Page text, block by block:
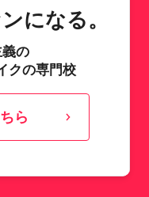
になる。
の
クの専門校
ら